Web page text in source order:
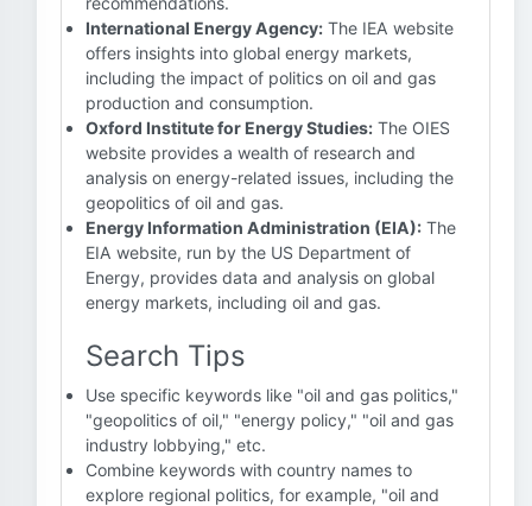
International Energy Agency: The IEA website
offers insights into global energy markets,
including the impact of politics on oil and gas
production and consumption.
Oxford Institute for Energy Studies: The OIES
website provides a wealth of research and
analysis on energy-related issues, including the
geopolitics of oil and gas.
Energy Information Administration (EIA): The
EIA website, run by the US Department of
Energy, provides data and analysis on global
energy markets, including oil and gas.
Search Tips
Use specific keywords like "oil and gas politics,"
"geopolitics of oil," "energy policy," "oil and gas
industry lobbying," etc.
Combine keywords with country names to
explore regional politics, for example, "oil and